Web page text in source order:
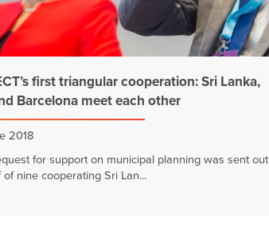
first triangular cooperation: Sri Lanka,
Barcelona meet each other
2018
for support on municipal planning was sent out
nine cooperating Sri Lan...